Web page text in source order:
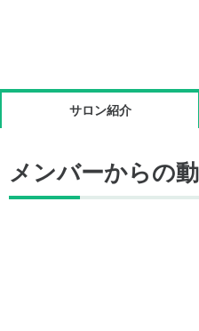
サロン紹介
メンバーからの